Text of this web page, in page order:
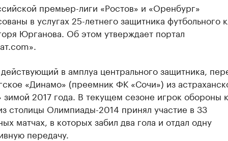
премьер-лиги «Ростов» и «Оренбург»
в услугах 25-летнего защитника футбольного
Юрганова. Об этом утверждает портал
в амплуа центрального защитника,
«Динамо» (преемник ФК «Сочи») из
зимой 2017 года. В текущем сезоне игрок обороны
столицы Олимпиады-2014 принял участие в 33
матчах, в которых забил два гола и отдал одну
передачу.